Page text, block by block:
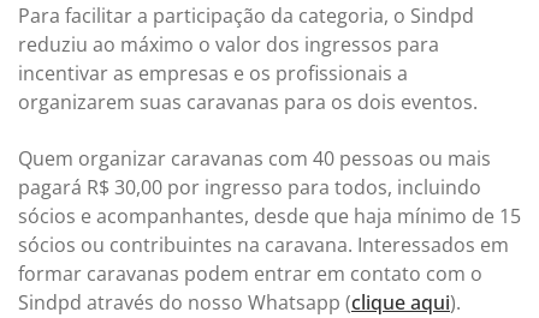
Para facilitar a participação da categoria, o Sindpd
reduziu ao máximo o valor dos ingressos para
incentivar as empresas e os profissionais a
organizarem suas caravanas para os dois eventos.
Quem organizar caravanas com 40 pessoas ou mais
pagará R$ 30,00 por ingresso para todos, incluindo
sócios e acompanhantes, desde que haja mínimo de 15
sócios ou contribuintes na caravana. Interessados em
formar caravanas podem entrar em contato com o
Sindpd através do nosso Whatsapp (clique aqui).